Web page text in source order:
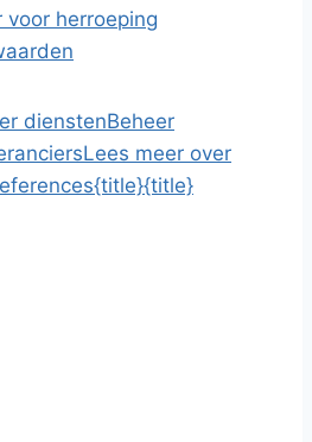
herroeping
dienstenBeheer
Lees meer over
{title}{title}